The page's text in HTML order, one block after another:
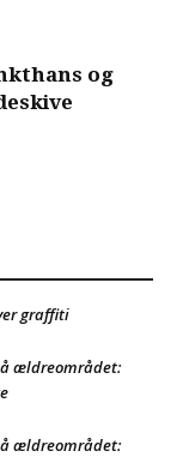
og
graffiti
ældreområdet:
ældreområdet: